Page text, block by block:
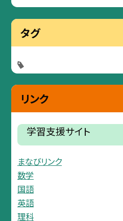
タグ
リンク
学習支援サイト
まなびリンク
数学
国語
英語
理科